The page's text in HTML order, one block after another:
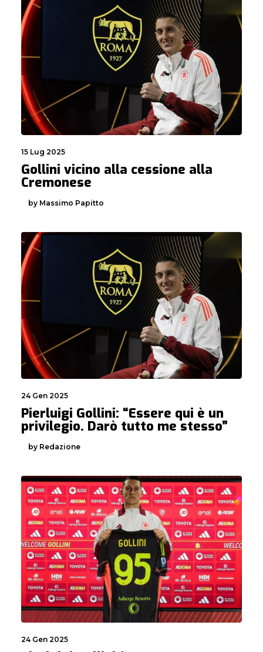
15 Lug 2025
Gollini vicino alla cessione alla
Cremonese
by Massimo Papitto
24 Gen 2025
Pierluigi Gollini: “Essere qui è un
privilegio. Darò tutto me stesso”
by Redazione
24 Gen 2025